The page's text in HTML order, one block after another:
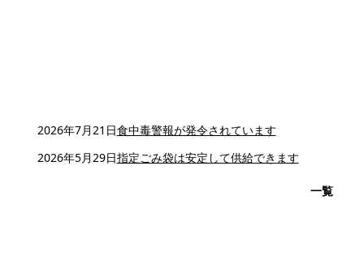
2026年7月21日食中毒警報が発令されています
2026年5月29日指定ごみ袋は安定して供給できます
一覧